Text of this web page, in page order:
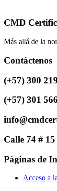
CMD
Más allá de la
Contáctenos
(+57) 300
(+57) 301
Calle 74 #
Páginas de
Acceso a